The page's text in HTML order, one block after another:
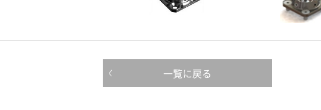
一覧に戻る